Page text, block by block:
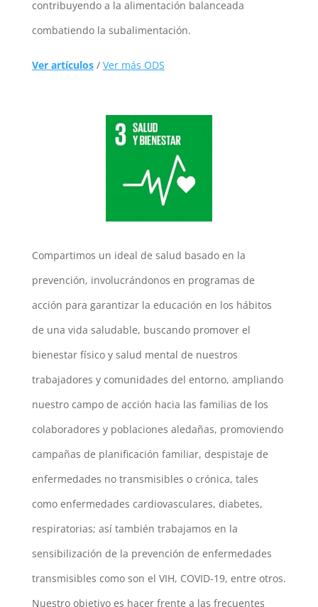
contribuyendo a la alimentación balanceada
combatiendo la subalimentación.
Ver artículos/ Ver más ODS
Compartimos un ideal de salud basado en la
prevención, involucrándonos en programas de
acción para garantizar la educación en los hábitos
de una vida saludable, buscando promover el
bienestar físico y salud mental de nuestros
trabajadores y comunidades del entorno, ampliando
nuestro campo de acción hacia las familias de los
colaboradores y poblaciones aledañas, promoviendo
campañas de planificación familiar, despistaje de
enfermedades no transmisibles o crónica, tales
como enfermedades cardiovasculares, diabetes,
respiratorias; así también trabajamos en la
sensibilización de la prevención de enfermedades
transmisibles como son el VIH, COVID-19, entre otros.
Nuestro objetivo es hacer frente a las frecuentes